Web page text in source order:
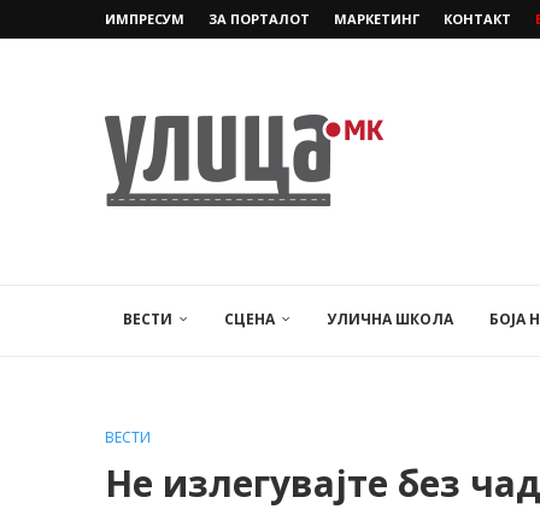
ИМПРЕСУМ ЗА ПОРТАЛОТ МАРКЕТИНГ КОНТАКТ
ВЕСТИ СЦЕНА УЛИЧНА ШКОЛА БОЈА
ВЕСТИ
Не излегувајте без